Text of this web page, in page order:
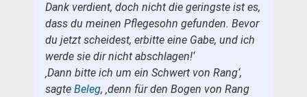
Dank verdient, doch nicht die geringste ist es,
dass du meinen Pflegesohn gefunden. Bevor
du jetzt scheidest, erbitte eine Gabe, und ich
werde sie dir nicht abschlagen!‘
‚Dann bitte ich um ein Schwert von Rang‘,
sagte Beleg, ‚denn für den Bogen von Rang